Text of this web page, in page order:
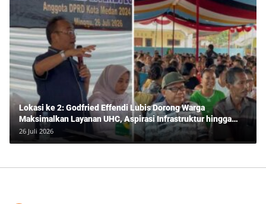
Lokasi ke 2: Godfried Effendi Lubis Dorong Warga
Maksimalkan Layanan UHC, Aspirasi Infrastruktur hingga
Pendidikan Mengemuka dalam Reses Medan Amplas
26 Juli 2026